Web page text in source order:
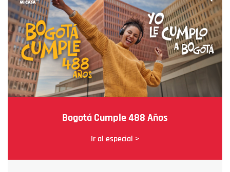
Bogotá Cumple 488 Años
Ir al especial >